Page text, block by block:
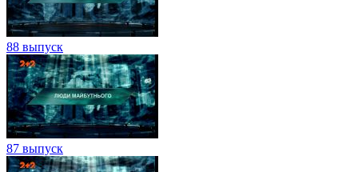
88 выпуск
87 выпуск